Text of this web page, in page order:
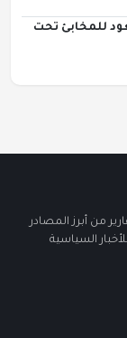
للمخابئ تحت
من أبرز المصادر
السياسية